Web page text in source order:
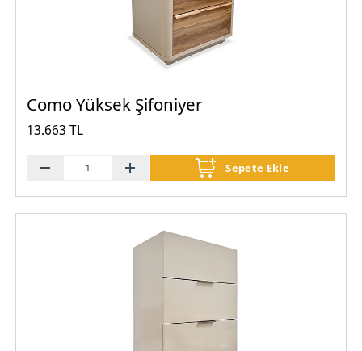
Como Yüksek Şifoniyer
13.663 TL
Sepete Ekle